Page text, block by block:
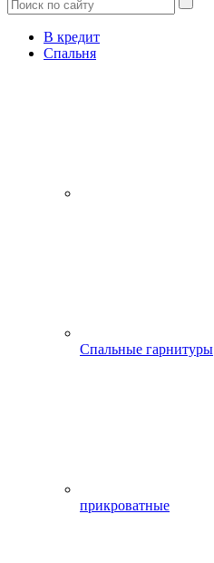
В кредит
Спальня
Спальные гарнитуры
прикроватные